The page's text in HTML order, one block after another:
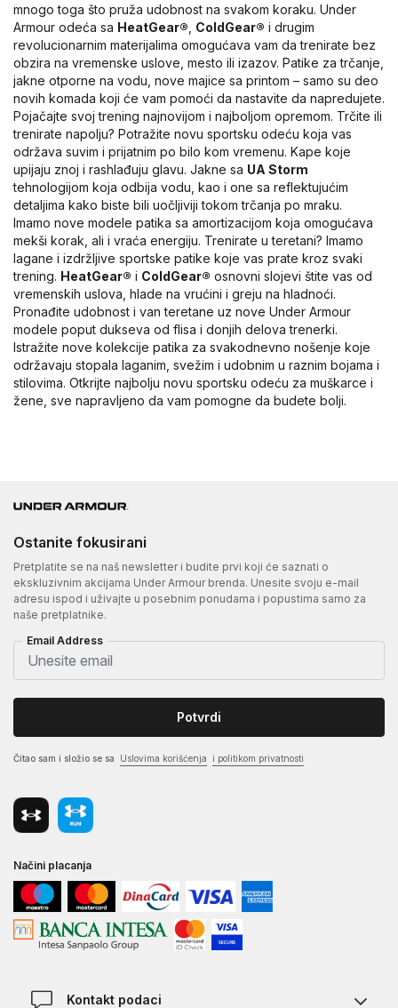
mnogo toga što pruža udobnost na svakom koraku. Under
Armour odeća sa HeatGear® ColdGear® i drugim
revolucionarnim materijalima omogućava vam da trenirate bez
obzira na vremenske uslove, mesto ili izazov. Patike za trčanje,
jakne otporne na vodu, nove majice sa printom – samo su deo
novih komada koji će vam pomoći da nastavite da napredujete.
Pojačajte svoj trening najnovijom i najboljom opremom. Trčite ili
trenirate napolju? Potražite novu sportsku odeću koja vas
održava suvim i prijatnim po bilo kom vremenu. Kape koje
upijaju znoj i rashlađuju glavu. Jakne sa UA Storm
tehnologijom koja odbija vodu, kao i one sa reflektujućim
detaljima kako biste bili uočljiviji tokom trčanja po mraku.
Imamo nove modele patika sa amortizacijom koja omogućava
mekši korak, ali i vraća energiju. Trenirate u teretani? Imamo
lagane i izdržljive sportske patike koje vas prate kroz svaki
trening. HeatGear® i ColdGear® osnovni slojevi štite vas od
vremenskih uslova, hlade na vrućini i greju na hladnoći.
Pronađite udobnost i van teretane uz nove Under Armour
modele poput dukseva od flisa i donjih delova trenerki.
Istražite nove kolekcije patika za svakodnevno nošenje koje
održavaju stopala laganim, svežim i udobnim u raznim bojama i
stilovima. Otkrijte najbolju novu sportsku odeću za muškarce i
žene, sve napravljeno da vam pomogne da budete bolji.
Ostanite fokusirani
Pretplatite se na naš newsletter i budite prvi koji će saznati o
ekskluzivnim akcijama Under Armour brenda. Unesite svoju e-mail
adresu ispod i uživajte u posebnim ponudama i popustima samo za
naše pretplatnike.
Email Address
Potvrdi
Čitao sam i složio se sa Uslovima korišćenja i politikom privatnosti
Načini placanja
Kontakt podaci